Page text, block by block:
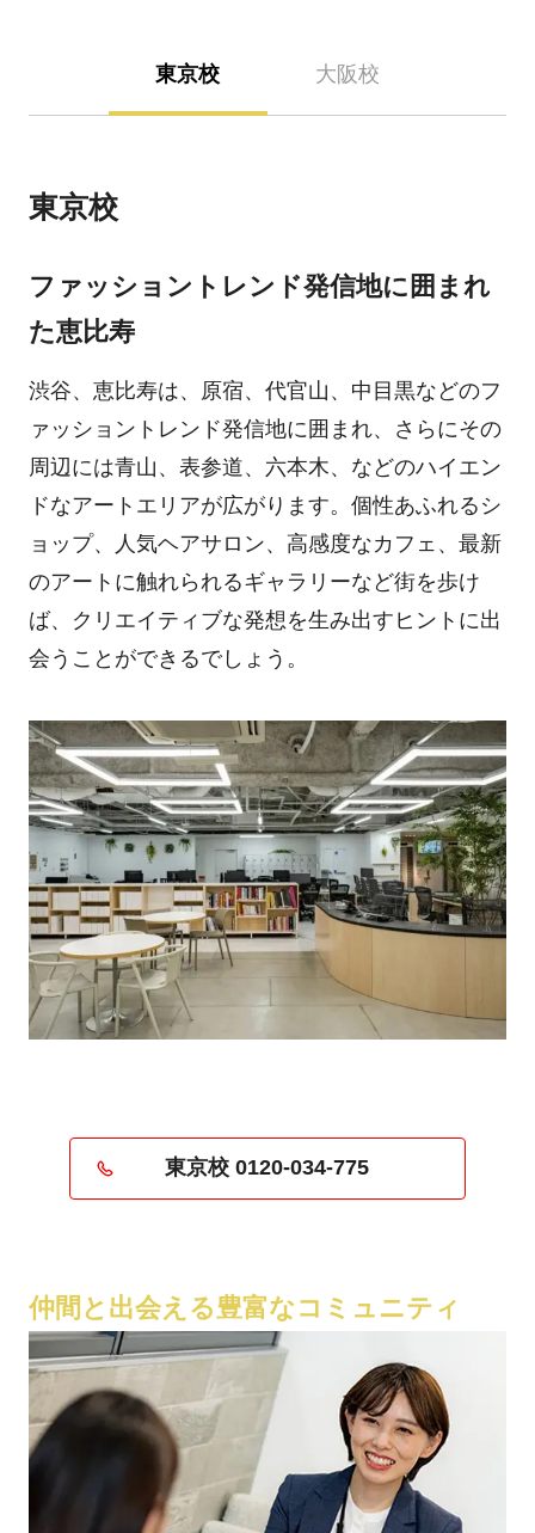
東京校 大阪校
東京校
ファッショントレンド発信地に囲まれ
た恵比寿
渋谷、恵比寿は、原宿、代官山、中目黒などのフ
ァッショントレンド発信地に囲まれ、さらにその
周辺には青山、表参道、六本木、などのハイエン
ドなアートエリアが広がります。個性あふれるシ
ョップ、人気ヘアサロン、高感度なカフェ、最新
のアートに触れられるギャラリーなど街を歩け
ば、クリエイティブな発想を生み出すヒントに出
会うことができるでしょう。
東京校 0120-034-775
仲間と出会える豊富なコミュニティ